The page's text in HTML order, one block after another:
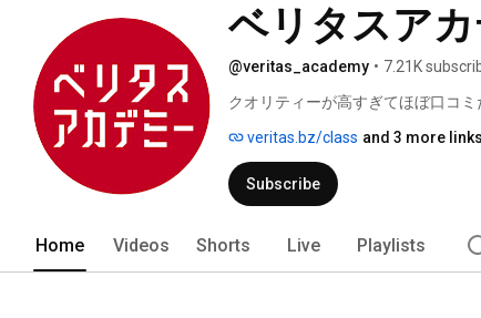
ベリタスア
@veritas_academy • 7.21K
クオリティーが高すぎてほぼ口コ
ますが、2023年からYouTubeにも
veritas.bz/class and 3 more links
Subscribe
Home Videos Shorts Live Playlists